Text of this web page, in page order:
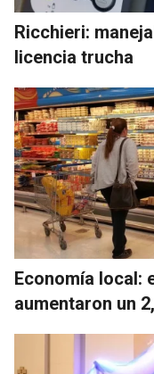
Ricchieri:
licencia trucha
Economía local:
aumentaron un